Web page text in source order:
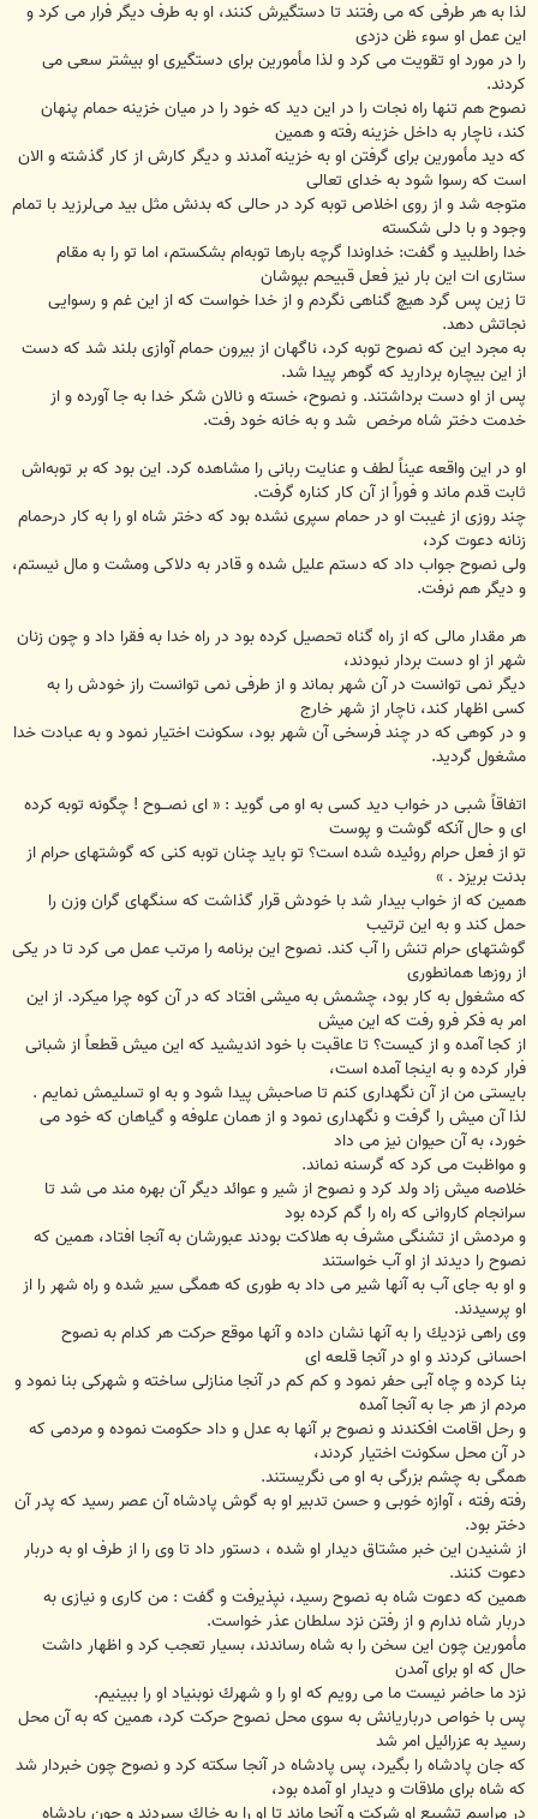
لذا به هر طرفى كه مى رفتند تا دستگيرش كنند، او به طرف ديگر فرار مى كرد و
اين عمل او سوء ظن دزدى
را در مورد او تقويت مى كرد و لذا مأمورين براى دستگيرى او بيشتر سعى مى
كردند.
نصوح هم تنها راه نجات را در اين ديد كه خود را در ميان خزينه حمام پنهان
كند، ناچار به داخل خزينه رفته و همين
كه ديد مأمورين براى گرفتن او به خزينه آمدند و ديگر كارش از كار گذشته و الان
است كه رسوا شود به خداى تعالى
متوجه شد و از روى اخلاص توبه كرد در حالی که بدنش مثل بید می‌لرزید با تمام
وجود و با دلی شکسته
خدا راطلبید و گفت: خداوندا گرچه بارها توبه‌ام بشکستم، اما تو را به مقام
ستاری ات این بار نیز فعل قبیحم بپوشان
تا زین پس گرد هیچ گناهی نگردم و از خدا خواست كه از اين غم و رسوايى
نجاتش دهد.
به مجرد اين كه نصوح توبه كرد، ناگهان از بيرون حمام آوازى بلند شد كه دست
از اين بيچاره برداريد كه گوهر پيدا شد.
پس از او دست برداشتند. و نصوح، خسته و نالان شكر خدا به جا آورده و از
خدمت دختر شاه مرخص ‍ شد و به خانه خود رفت.
او در این واقعه عیناً لطف و عنایت ربانی را مشاهده کرد. این بود که بر توبه‌اش
ثابت‌ قدم ماند و فوراً از آن کار کناره گرفت.
چند روزی از غیبت او در حمام سپری نشده بود که دختر شاه او را به کار درحمام
زنانه دعوت کرد،
ولی نصوح جواب داد که دستم علیل شده و قادر به دلاکی ومشت و مال نیستم،
و دیگر هم نرفت.
هر مقدار مالى كه از راه گناه تحصيل كرده بود در راه خدا به فقرا داد و چون زنان
شهر از او دست بردار نبودند،
ديگر نمى توانست در آن شهر بماند و از طرفى نمى توانست راز خودش را به
كسى اظهار كند، ناچار از شهر خارج
و در كوهى كه در چند فرسخى آن شهر بود، سكونت اختيار نمود و به عبادت خدا
مشغول گرديد.
اتفاقاً شبى در خواب ديد كسى به او مى گويد : « اى نصـــوح ! چگونه توبه كرده
اى و حال آنكه گوشت و پوست
تو از فعل حرام روئيده شده است؟ تو بايد چنان توبه كنى كه گوشتهاى حرام از
بدنت بريزد . »
همين كه از خواب بيدار شد با خودش قرار گذاشت كه سنگهاى گران وزن را
حمل كند و به اين ترتيب
گوشتهاى حرام تنش را آب كند. نصوح اين برنامه را مرتب عمل مى كرد تا در يكى
از روزها همانطورى
كه مشغول به كار بود، چشمش به ميشى افتاد كه در آن كوه چرا میكرد. از اين
امر به فكر فرو رفت كه اين ميش
از كجا آمده و از كيست؟ تا عاقبت با خود انديشيد كه اين ميش قطعاً از شبانى
فرار كرده و به اينجا آمده است،
بايستى من از آن نگهدارى كنم تا صاحبش پيدا شود و به او تسليمش نمايم .
لذا آن ميش را گرفت و نگهدارى نمود و از همان علوفه و گياهان كه خود مى
خورد، به آن حيوان نيز مى داد
و مواظبت مى كرد كه گرسنه نماند.
خلاصه ميش زاد ولد كرد و نصوح از شير و عوائد ديگر آن بهره مند مى شد تا
سرانجام كاروانى كه راه را گم كرده بود
و مردمش از تشنگى مشرف به هلاكت بودند عبورشان به آنجا افتاد، همين كه
نصوح را ديدند از او آب خواستند
و او به جاى آب به آنها شير مى داد به طورى كه همگى سير شده و راه شهر را از
او پرسيدند.
وى راهى نزديك را به آنها نشان داده و آنها موقع حركت هر كدام به نصوح
احسانى كردند و او در آنجا قلعه اى
بنا كرده و چاه آبى حفر نمود و كم كم در آنجا منازلى ساخته و شهركى بنا نمود و
مردم از هر جا به آنجا آمده
و رحل اقامت افكندند و نصوح بر آنها به عدل و داد حكومت نموده و مردمى كه
در آن محل سكونت اختيار كردند،
همگى به چشم بزرگى به او مى نگريستند.
رفته رفته ، آوازه خوبى و حسن تدبير او به گوش پادشاه آن عصر رسيد كه پدر آن
دختر بود.
از شنيدن اين خبر مشتاق ديدار او شده ، دستور داد تا وى را از طرف او به دربار
دعوت كنند.
همين كه دعوت شاه به نصوح رسيد، نپذيرفت و گفت : من كارى و نيازى به
دربار شاه ندارم و از رفتن نزد سلطان عذر خواست.
مأمورين چون اين سخن را به شاه رساندند، بسيار تعجب كرد و اظهار داشت
حال كه او براى آمدن
نزد ما حاضر نيست ما مى رويم كه او را و شهرك نوبنياد او را ببينيم.
پس با خواص درباريانش به سوى محل نصوح حركت كرد، همين كه به آن محل
رسيد به عزرائيل امر شد
كه جان پادشاه را بگيرد، پس پادشاه در آنجا سكته كرد و نصوح چون خبردار شد
كه شاه براى ملاقات و ديدار او آمده بود،